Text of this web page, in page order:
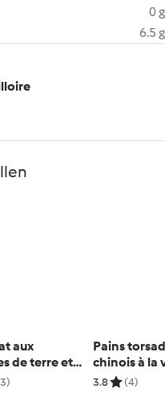
0 g
6.5 g
aux
de terre et
Pains
chinois à la
3.8 (4)